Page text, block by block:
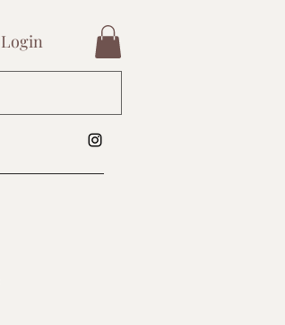
Login